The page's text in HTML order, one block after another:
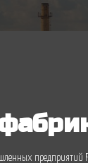
предприятий